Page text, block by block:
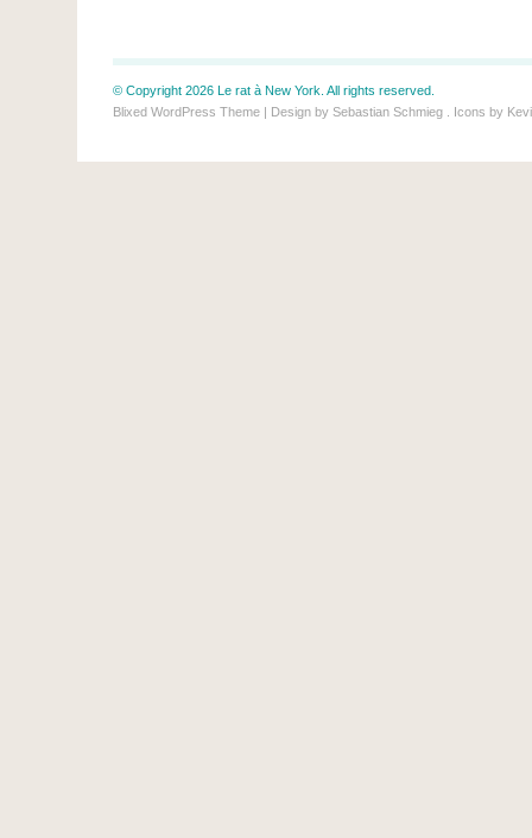
© Copyright 2026 Le rat à New York. All rights reserved.
Blixed WordPress Theme | Design by Sebastian Schmieg . Icons by